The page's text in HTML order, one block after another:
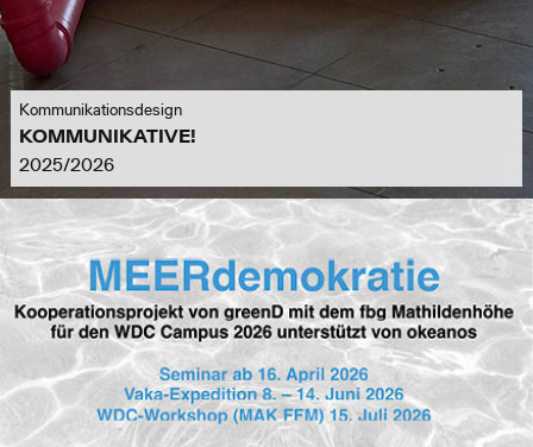
Kommunikationsdesign
KOMMUNIKATIVE!
2025/2026